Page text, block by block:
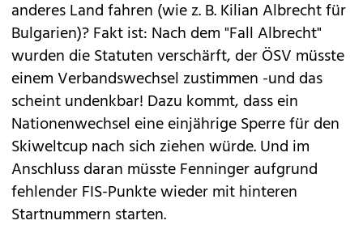
anderes Land fahren (wie z. B. Kilian Albrecht für
Bulgarien)? Fakt ist: Nach dem "Fall Albrecht"
wurden die Statuten verschärft, der ÖSV müsste
einem Verbandswechsel zustimmen -und das
scheint undenkbar! Dazu kommt, dass ein
Nationenwechsel eine einjährige Sperre für den
Skiweltcup nach sich ziehen würde. Und im
Anschluss daran müsste Fenninger aufgrund
fehlender FIS-Punkte wieder mit hinteren
Startnummern starten.